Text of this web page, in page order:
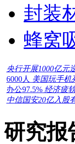
封装
蜂窝
央行开展1000亿元
6000人 美国玩手机
办公97.5% 经济疲
中信国安20亿入股
研究报